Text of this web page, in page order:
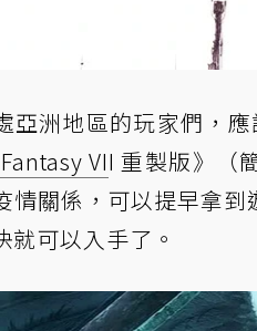
洲地區的玩家們，應
VII 重製版》（
關係，可以提早拿
可以入手了。